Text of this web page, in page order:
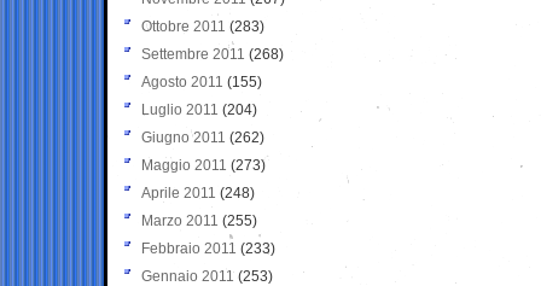
Ottobre 2011 (283)
Settembre 2011 (268)
Agosto 2011 (155)
Luglio 2011 (204)
Giugno 2011 (262)
Maggio 2011 (273)
Aprile 2011 (248)
Marzo 2011 (255)
Febbraio 2011 (233)
Gennaio 2011 (253)